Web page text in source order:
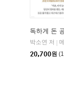
독하게 돈
박소연 저
20,700원